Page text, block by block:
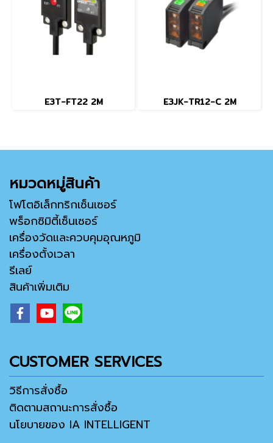
E3T-FT22 2M E3JK-TR12-C 2M
หมวดหมู่สินค้า
โฟโตอิเล็กทริกเซ็นเซอร์
พร็อกซิมิตี้เซ็นเซอร์
เครื่องวัดและควบคุมอุณหภูมิ
เครื่องตั้งเวลา
รีเลย์
สินค้าเพิ่มเติม
CUSTOMER SERVICES
วิธีการสั่งซื้อ
ติดตามสถานะการสั่งซื้อ
นโยบายของ IA INTELLIGENT